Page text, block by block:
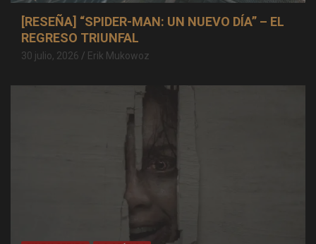
[RESEÑA] “SPIDER-MAN: UN NUEVO DÍA” – EL
REGRESO TRIUNFAL
30 julio, 2026 Erik Mukowoz